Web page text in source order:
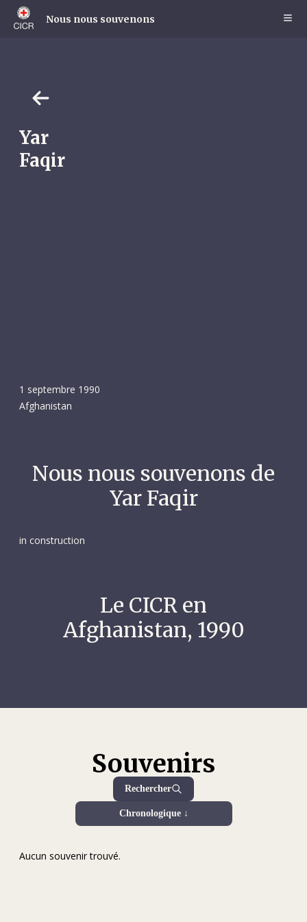
Skip
main
Nous nous souvenons
Yar
Faqir
1 septembre 1990
Afghanistan
Nous nous souvenons de
Yar Faqir
in construction
Le CICR en
Afghanistan, 1990
Souvenirs
Rechercher
Chronologique ↓
Aucun souvenir trouvé.